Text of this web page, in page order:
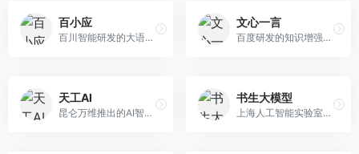
百小应
百川智能研发的大语言模型助手，专注于中文理解和生成。面向中文用户，提供知识问答、文本创作、代码辅助等服务，模型参数规模大，中文表达流畅自然。
文心一言
百度研发的知识增强大语言模型，深度融合百度知识图谱和搜索能力。面向中文用户，提供知识问答、文本创作、逻辑推理等服务，中文语境理解准确，知识覆盖面广。
天工AI
昆仑万维推出的AI智能助手，集成搜索、对话、创作等多种能力。面向普通用户和内容创作者，支持联网搜索、文本生成、图像理解等功能，响应速度快，免费使用。
书生大模型
上海人工智能实验室研发的开源大模型系列，支持多尺度和多模态。面向研究机构和开发者，开源生态完善，学术研究背景深厚，适合科研和定制开发。